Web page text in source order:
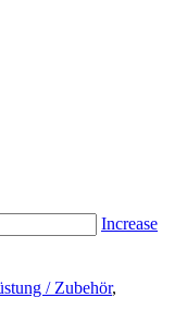
Increase
/ Zubehör,